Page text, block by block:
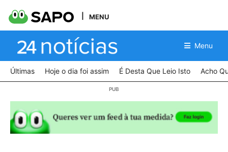
MENU
Menu
Últimas Hoje o dia foi assim É Desta Que Leio Isto Acho